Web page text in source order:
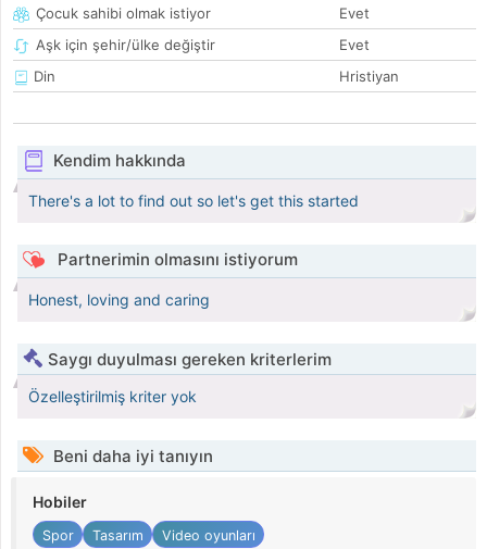
Çocuk sahibi olmak istiyor
Evet
Aşk için şehir/ülke değiştir
Evet
Din
Hristiyan
Kendim hakkında
There's a lot to find out so let's get this started
Partnerimin olmasını istiyorum
Honest, loving and caring
Saygı duyulması gereken kriterlerim
Özelleştirilmiş kriter yok
Beni daha iyi tanıyın
Hobiler
Spor Tasarım Video oyunları